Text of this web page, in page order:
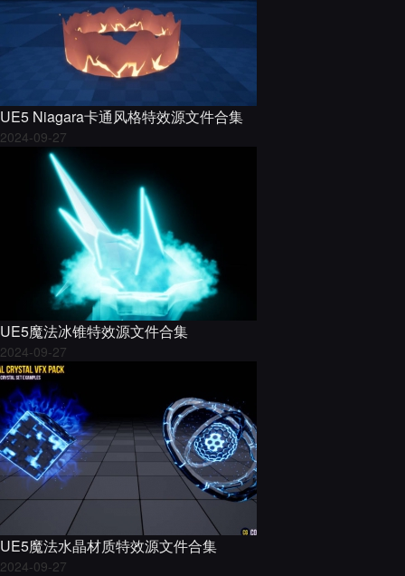
UE5 Niagara卡通风格特效源文件合集
2024-09-27
UE5魔法冰锥特效源文件合集
2024-09-27
UE5魔法水晶材质特效源文件合集
2024-09-27